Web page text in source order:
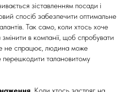
зіставленням посади і
спосіб забезпечити оптимальне
Так само, коли хтось хоче
в компанії, щоб спробувати
не спрацює, людина може
талановитому
. Коли хтось застряг на